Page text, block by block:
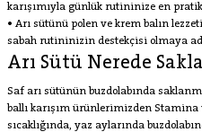
karışımıyla günlük rutininize en
• Arı sütünü polen ve krem balın
sabah rutininizin destekçisi olmaya
Arı Sütü Nerede
Saf arı sütünün buzdolabında
ballı karışım ürünlerimizden Stamina
sıcaklığında, yaz aylarında